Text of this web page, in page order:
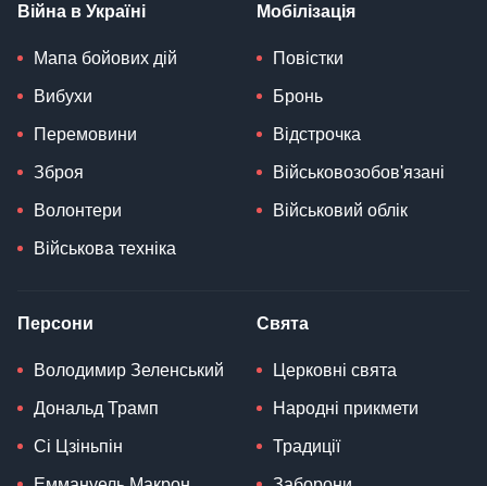
Війна в Україні
Мапа бойових дій
Вибухи
Перемовини
Зброя
Волонтери
Військова техніка
Мобілізація
Повістки
Бронь
Відстрочка
Військовозобов'язані
Військовий облік
Персони
Володимир Зеленський
Дональд Трамп
Сі Цзіньпін
Свята
Церковні свята
Народні прикмети
Традиції